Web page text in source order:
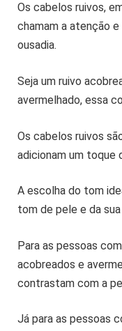
Os cabelos ruivos,
chamam a atenção
ousadia.
Seja um ruivo
avermelhado, essa
Os cabelos ruivos
adicionam um toque
A escolha do tom
tom de pele e da
Para as pessoas
acobreados e
contrastam com a
Já para as pessoas